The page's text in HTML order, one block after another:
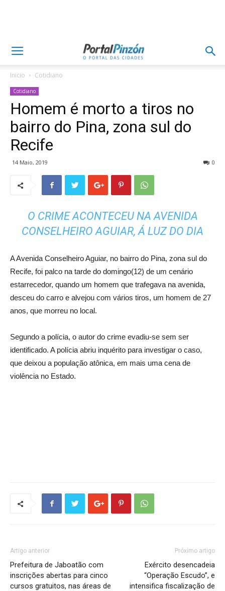
Inicio Cotidiano
Cotidiano
Homem é morto a tiros no
bairro do Pina, zona sul do
Recife
14 Maio, 2019 0
O CRIME ACONTECEU NA AVENIDA
CONSELHEIRO AGUIAR, Á LUZ DO DIA
A Avenida Conselheiro Aguiar, no bairro do Pina, zona sul do
Recife, foi palco na tarde do domingo(12) de um cenário
estarrecedor, quando um homem que trafegava na avenida,
desceu do carro e alvejou com vários tiros, um homem de 27
anos, que morreu no local.
Segundo a polícia, o autor do crime evadiu-se sem ser
identificado. A polícia abriu inquérito para investigar o caso,
que deixou a população atônica, em mais uma cena de
violência no Estado.
Artigo anterior
Prefeitura de Jaboatão com
inscrições abertas para cinco
cursos gratuitos, nas áreas de
Próximo artigo
Exército desencadeia
“Operação Escudo”, e
intensifica fiscalização de